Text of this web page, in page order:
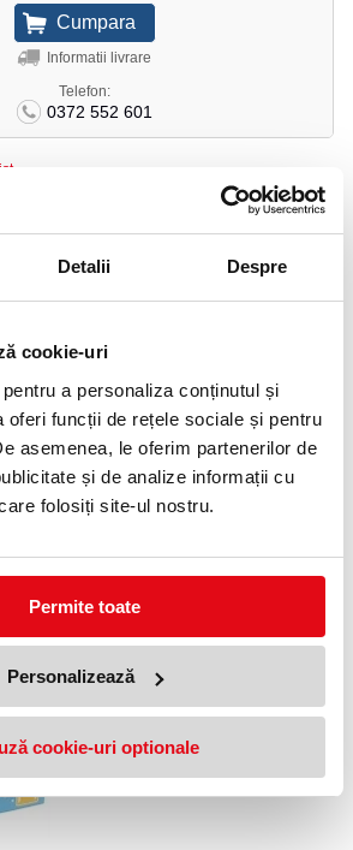
Detalii Despre
cookie-uri
a personaliza conținutul și
oferi funcții de rețele sociale și pentru
asemenea, le oferim partenerilor de
și de analize informații cu
folosiți site-ul nostru.
Permite toate
Personalizează
cookie-uri optionale
Informatii livrare
Telefon:
0372 552 601
ce este ideal pentru muncile usoare.
confort. Pachetul include un set de
ACCESORII
5000 bucati/cutie Rapid
90,65 lei(pret cu TVA)